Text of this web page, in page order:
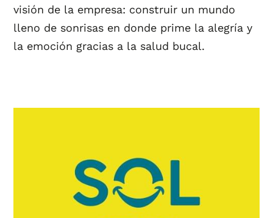
visión de la empresa: construir un mundo
lleno de sonrisas ​en donde prime la alegría y
la emoción gracias a la salud bucal.